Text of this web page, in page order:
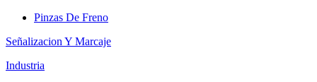
Pinzas De Freno
Señalizacion Y Marcaje
Industria